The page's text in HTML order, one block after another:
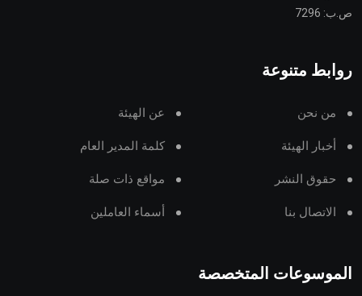
ص.ب: 7296
روابط متنوعة
من نحن عن الهيئة
أخبار الهيئة كلمة المدير العام
حقوق النشر مواقع ذات صلة
الاتصال بنا أسماء العاملين
الموسوعات المتخصصة